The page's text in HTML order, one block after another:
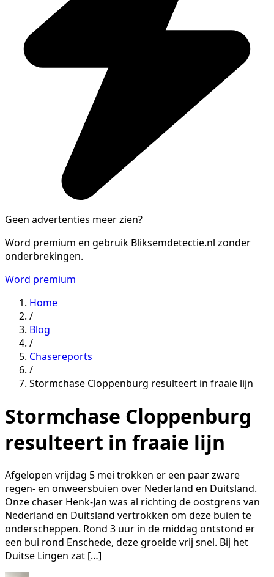
Geen advertenties meer zien?
Word premium en gebruik Bliksemdetectie.nl zonder
onderbrekingen.
Word premium
Home
/
Blog
/
Chasereports
/
Stormchase Cloppenburg resulteert in fraaie lijn
Stormchase Cloppenburg
resulteert in fraaie lijn
Afgelopen vrijdag 5 mei trokken er een paar zware
regen- en onweersbuien over Nederland en Duitsland.
Onze chaser Henk-Jan was al richting de oostgrens van
Nederland en Duitsland vertrokken om deze buien te
onderscheppen. Rond 3 uur in de middag ontstond er
een bui rond Enschede, deze groeide vrij snel. Bij het
Duitse Lingen zat […]